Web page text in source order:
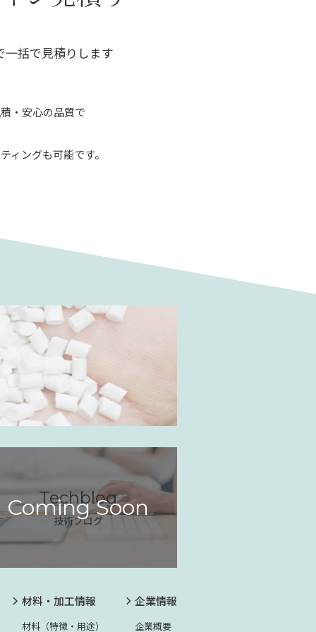
一括で見積りします
・安心の品質で
ィングも可能です。
Techblog
技術ブログ
Coming Soon
材料・加工情報
材料（特徴・用途）
企業情報
企業概要